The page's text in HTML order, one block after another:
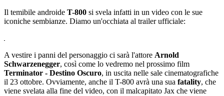
Il temibile androide T-800 si svela infatti in un video con le sue
iconiche sembianze. Diamo un'occhiata al trailer ufficiale:
A vestire i panni del personaggio ci sarà l'attore Arnold
Schwarzenegger, così come lo vedremo nel prossimo film
Terminator - Destino Oscuro, in uscita nelle sale cinematografiche
il 23 ottobre. Ovviamente, anche il T-800 avrà una sua fatality, che
viene svelata alla fine del video, con il malcapitato Jax che viene